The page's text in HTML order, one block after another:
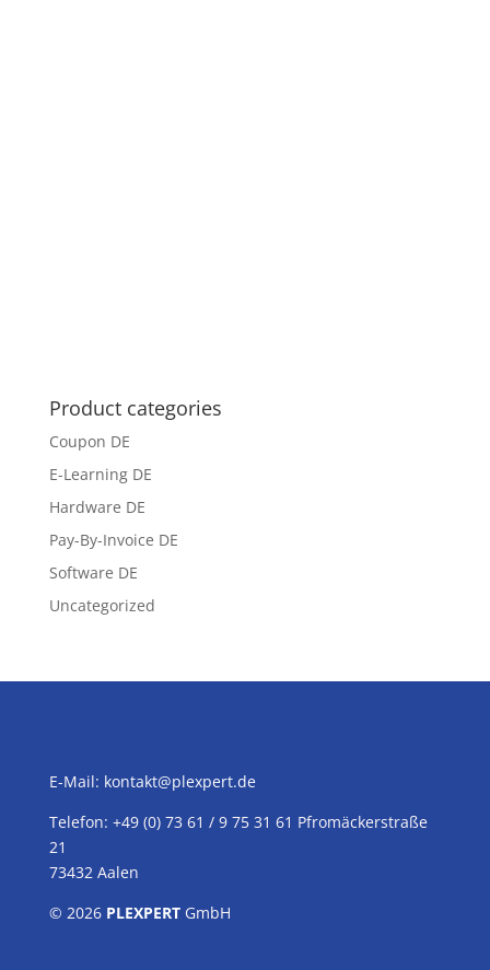
Product categories
Coupon DE
E-Learning DE
Hardware DE
Pay-By-Invoice DE
Software DE
Uncategorized
E-Mail: kontakt@plexpert.de
Telefon: +49 (0) 73 61 / 9 75 31 61 Pfromäckerstraße
21
73432 Aalen
© 2026 PLEXPERTGmbH